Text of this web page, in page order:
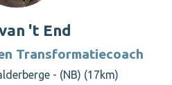
't End
Transformatiecoach
- (NB) (17km)